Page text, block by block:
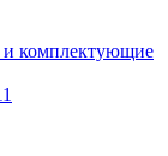
и комплектующие